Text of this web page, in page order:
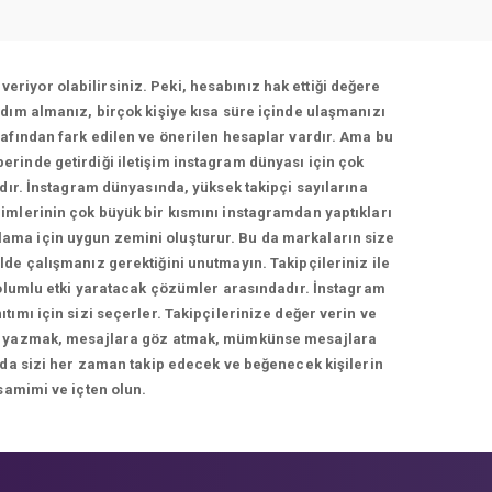
olabilirsiniz. Peki, hesabınız hak ettiği değere
almanız, birçok kişiye kısa süre içinde ulaşmanızı
fark edilen ve önerilen hesaplar vardır. Ama bu
getirdiği iletişim instagram dünyası için çok
İnstagram dünyasında, yüksek takipçi sayılarına
çok büyük bir kısmını instagramdan yaptıkları
için uygun zemini oluşturur. Bu da markaların size
çalışmanız gerektiğini unutmayın. Takipçileriniz ile
etki yaratacak çözümler arasındadır. İnstagram
için sizi seçerler. Takipçilerinize değer verin ve
mesajlara göz atmak, mümkünse mesajlara
sizi her zaman takip edecek ve beğenecek kişilerin
ve içten olun.